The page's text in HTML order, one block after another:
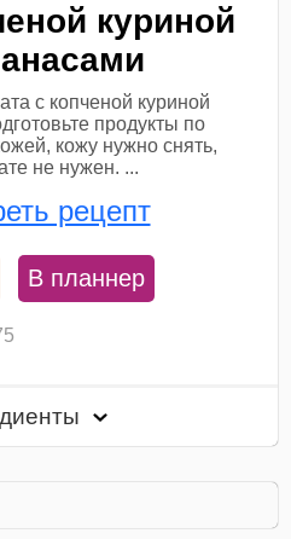
куриной
с копченой куриной
продукты по
кожу нужно снять,
не нужен. ...
рецепт
В планнер